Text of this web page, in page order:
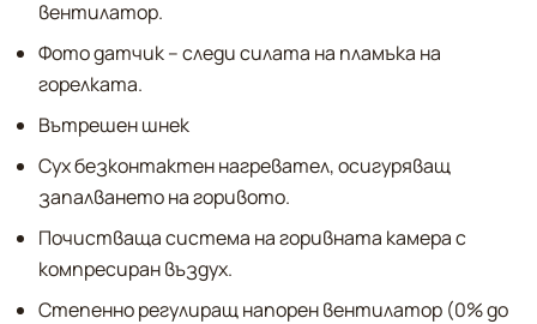
вентилатор.
Фото датчик – следи силата на пламъка на
горелката.
Вътрешен шнек
Сух безконтактен нагревател, осигуряващ
запалването на горивото.
Почистваща система на горивната камера с
компресиран въздух.
Степенно регулиращ напорен вентилатор (0% до